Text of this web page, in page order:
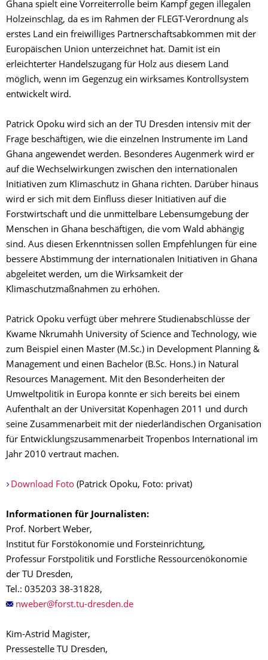
Ghana spielt eine Vorreiterrolle beim Kampf gegen illegalen
Holzeinschlag, da es im Rahmen der FLEGT-Verordnung als
erstes Land ein freiwilliges Partnerschaftsabkommen mit der
Europäischen Union unterzeichnet hat. Damit ist ein
erleichterter Handelszugang für Holz aus diesem Land
möglich, wenn im Gegenzug ein wirksames Kontrollsystem
entwickelt wird.
Patrick Opoku wird sich an der TU Dresden intensiv mit der
Frage beschäftigen, wie die einzelnen Instrumente im Land
Ghana angewendet werden. Besonderes Augenmerk wird er
auf die Wechselwirkungen zwischen den internationalen
Initiativen zum Klimaschutz in Ghana richten. Darüber hinaus
wird er sich mit dem Einfluss dieser Initiativen auf die
Forstwirtschaft und die unmittelbare Lebensumgebung der
Menschen in Ghana beschäftigen, die vom Wald abhängig
sind. Aus diesen Erkenntnissen sollen Empfehlungen für eine
bessere Abstimmung der internationalen Initiativen in Ghana
abgeleitet werden, um die Wirksamkeit der
Klimaschutzmaßnahmen zu erhöhen.
Patrick Opoku verfügt über mehrere Studienabschlüsse der
Kwame Nkrumahh University of Science and Technology, wie
zum Beispiel einen Master (M.Sc.) in Development Planning &
Management und einen Bachelor (B.Sc. Hons.) in Natural
Resources Management. Mit den Besonderheiten der
Umweltpolitik in Europa konnte er sich bereits bei einem
Aufenthalt an der Universität Kopenhagen 2011 und durch
seine Zusammenarbeit mit der niederländischen Organisation
für Entwicklungszusammenarbeit Tropenbos International im
Jahr 2010 vertraut machen.
Download Foto(Patrick Opoku, Foto: privat)
Informationen für Journalisten:
Prof. Norbert Weber,
Institut für Forstökonomie und Forsteinrichtung,
Professur Forstpolitik und Forstliche Ressourcenökonomie
der TU Dresden,
Tel.: 035203 38-31828,
Kim-Astrid Magister,
Pressestelle TU Dresden,